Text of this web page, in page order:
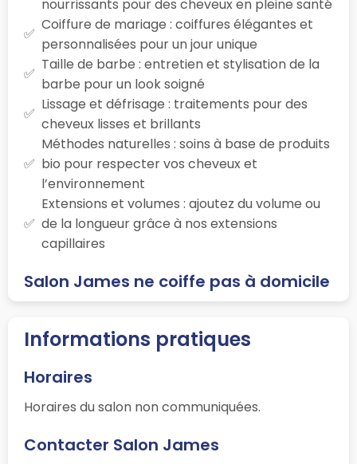
nourrissants pour des cheveux en pleine santé
Coiffure de mariage : coiffures élégantes et
personnalisées pour un jour unique
Taille de barbe : entretien et stylisation de la
barbe pour un look soigné
Lissage et défrisage : traitements pour des
cheveux lisses et brillants
Méthodes naturelles : soins à base de produits
bio pour respecter vos cheveux et
l’environnement
Extensions et volumes : ajoutez du volume ou
de la longueur grâce à nos extensions
capillaires
Salon James ne coiffe pas à domicile
Informations pratiques
Horaires
Horaires du salon non communiquées.
Contacter Salon James